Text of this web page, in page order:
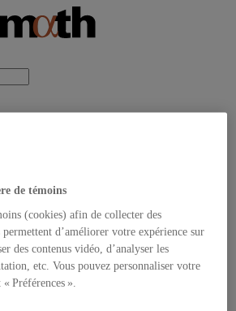
en PDF
de témoins
(cookies) afin de collecter des
d’améliorer votre expérience sur
des contenus vidéo, d’analyser les
etc. Vous pouvez personnaliser votre
Préférences ».